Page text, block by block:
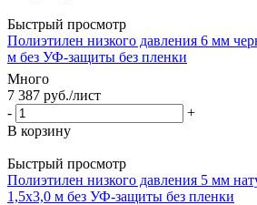
Быстрый просмотр
Полиэтилен низкого давления 6 мм
м без УФ-защиты без пленки
Много
7 387 руб./лист
-
+
В корзину
Быстрый просмотр
Полиэтилен низкого давления 5 мм
1,5х3,0 м без УФ-защиты без пленки